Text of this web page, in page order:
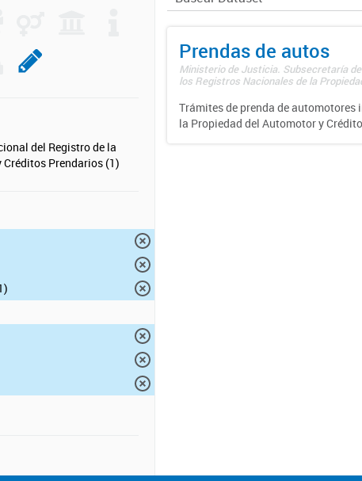
del Registro de la
Prendarios (1)
Prendas de autos
Ministerio de Justicia. Subsecretaría
los Registros Nacionales de la
Trámites de prenda de automotores
la Propiedad del Automotor y